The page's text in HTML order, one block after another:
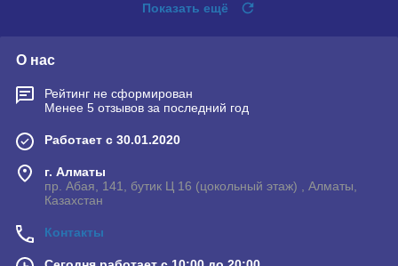
Показать ещё
О нас
Рейтинг не сформирован
Менее 5 отзывов за последний год
Работает с 30.01.2020
г. Алматы
пр. Абая, 141, бутик Ц 16 (цокольный этаж) , Алматы,
Казахстан
Контакты